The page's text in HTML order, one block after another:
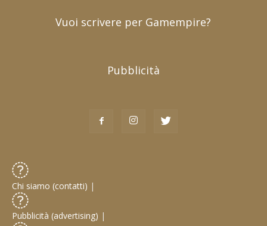
Vuoi scrivere per Gamempire?
Pubblicità
Chi siamo (contatti) |
Pubblicità (advertising) |